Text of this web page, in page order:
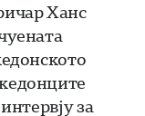
Ханс
за